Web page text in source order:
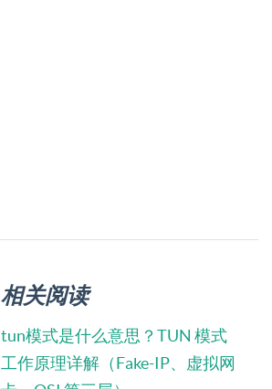
相关阅读
tun模式是什么意思？TUN 模式
工作原理详解（Fake-IP、虚拟网